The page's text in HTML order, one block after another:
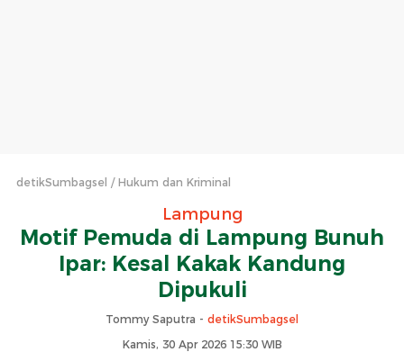
detikSumbagsel Hukum dan Kriminal
Lampung
Motif Pemuda di Lampung Bunuh
Ipar: Kesal Kakak Kandung
Dipukuli
Tommy Saputra - detikSumbagsel
Kamis, 30 Apr 2026 15:30 WIB